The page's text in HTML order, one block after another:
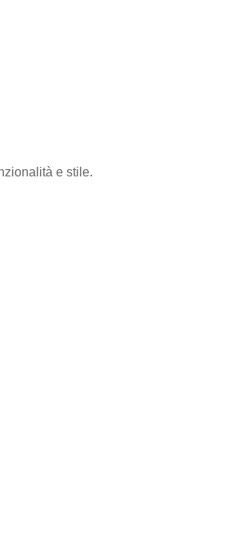
e stile.